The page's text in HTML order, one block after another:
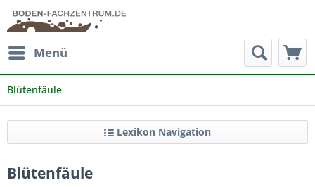
Menü
Blütenfäule
Lexikon Navigation
Blütenfäule